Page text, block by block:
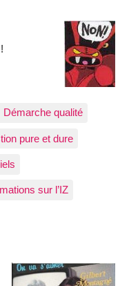
Démarche qualité
pure et dure
sur l’IZ